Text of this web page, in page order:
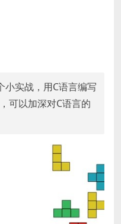
小实战，用C语言编写
可以加深对C语言的